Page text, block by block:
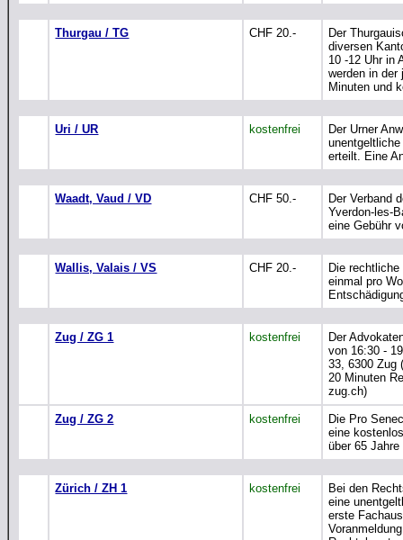
Thurgau / TG CHF 20.-
Der
diversen
10 -12 Uhr in
werden in der
Minuten und
Uri / UR kostenfrei
Der Urner
erteilt. Eine
Waadt, Vaud / VD CHF 50.-
Der Verband
Yverdon-les-
eine Gebühr
Wallis, Valais / VS CHF 20.-
Die
einmal pro
Zug / ZG 1 kostenfrei
Der
von 16:30 -
33, 6300 Zug
20 Minuten
zug.ch)
Zug / ZG 2 kostenfrei
Die Pro
eine
über 65
Zürich / ZH 1 kostenfrei
Bei den
eine
erste